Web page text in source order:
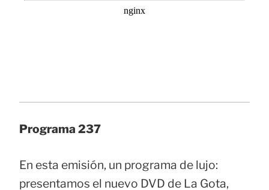
Programa 237
En esta emisión, un programa de lujo:
presentamos el nuevo DVD de La Gota,